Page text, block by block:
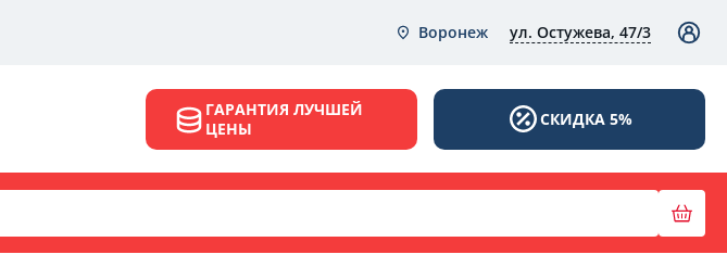
Воронеж ул. Остужева, 47/3
ГАРАНТИЯ ЛУЧШЕЙ
ЦЕНЫ
СКИДКА 5%